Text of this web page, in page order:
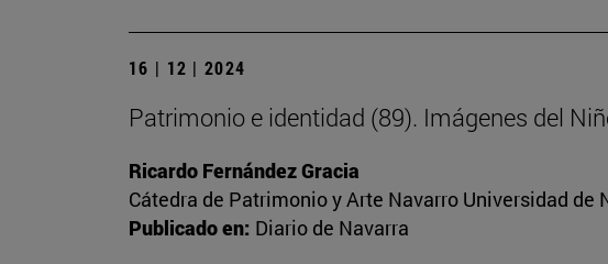
16 | 12 | 2024
Patrimonio e identidad (89). Imágenes del
Ricardo Fernández Gracia
Cátedra de Patrimonio y Arte Navarro Universidad de
Publicado en: Diario de Navarra